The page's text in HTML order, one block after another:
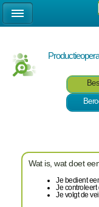
Wat is, wat doet
Je bedient
Je controleert
Je volgt de